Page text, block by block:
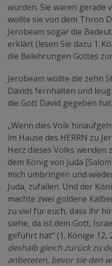
würden. Sie waren gerade
wollte sie von dem Thron
Jerobeam sogar die
erklärt (lesen Sie dazu 1.
die Belehrungen Gottes
Jerobeam wollte die zehn
Davids fernhalten und
die Gott David gegeben
„Wenn dies Volk
im Hause des HERRN zu
Herz dieses Volks wenden
dem König von Juda
mich umbringen und
Juda, zufallen. Und der
machte zwei goldene
zu viel für euch, dass ihr
siehe, da ist dein Gott,
geführt hat“ (1. Könige 12,
deshalb gleich zurück zu
anbeteten, bevor sie den